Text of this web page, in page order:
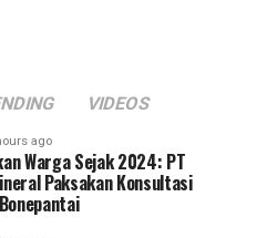
VIDEOS
ago
Warga Sejak 2024: PT
Paksakan Konsultasi